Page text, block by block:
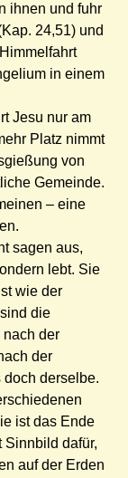
ihnen und fuhr
24,51) und
in einem
Jesu nur am
Platz nimmt
von
Gemeinde.
– eine
sagen aus,
lebt. Sie
wie der
die
der
der
doch derselbe.
ist das Ende
Sinnbild dafür,
auf der Erden